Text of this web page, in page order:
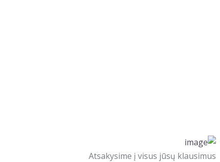
Atsakysime į visus jūsų klausimus